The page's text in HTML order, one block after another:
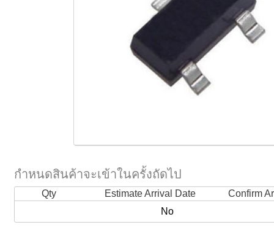
กำหนดสินค้าจะเข้าในครั้งถัดไป
Qty Estimate Arrival Date
Confirm
No